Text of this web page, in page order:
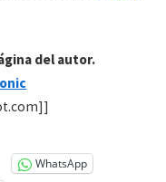
del autor.
WhatsApp